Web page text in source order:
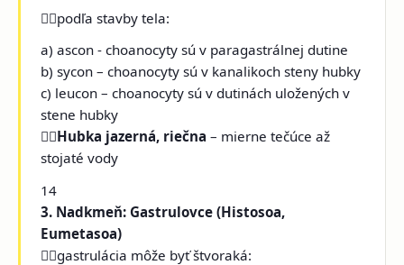
podľa stavby tela:
a) ascon - choanocyty sú v paragastrálnej dutine
b) sycon – choanocyty sú v kanalikoch steny hubky
c) leucon – choanocyty sú v dutinách uložených v
stene hubky
Hubka jazerná, riečna– mierne tečúce až
stojaté vody
14
3. Nadkmeň: Gastrulovce (Histosoa,
Eumetasoa)
gastrulácia môže byť štvoraká: